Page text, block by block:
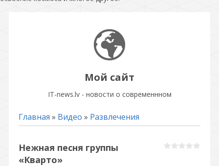
Мой сайт
IT-news.lv - новости о современнном
Главная » Видео » Развлечения
Нежная песня группы
«Кварто»